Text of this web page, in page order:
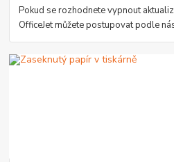
Pokud se rozhodnete vypnout
OfficeJet můžete postupovat podle